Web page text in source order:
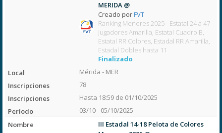
MERIDA @
Creado porFVT
Ranking Menores 2025 - Estatal 24 a 47
jugadores Amarilla, Estatal Cuadro B,
Estatal RR Colores, Estadal RR Amarilla,
Estadal Dobles hasta 11
Finalizado
Mérida - MER
78
Hasta 18:59 de 01/10/2025
03/10 - 05/10/2025
III Estadal 14-18 Pelota de Colores